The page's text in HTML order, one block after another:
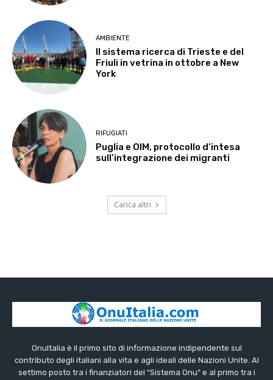
AMBIENTE
Il sistema ricerca di Trieste e del
Friuli in vetrina in ottobre a New
York
RIFUGIATI
Puglia e OIM, protocollo d’intesa
sull’integrazione dei migranti
Carica altri
OnuItalia è il primo sito di informazione indipendente sul
contributo degli italiani alla vita e agli ideali delle Nazioni Unite. Al
settimo posto tra i finanziatori del “Sistema Onu” e al primo tra i